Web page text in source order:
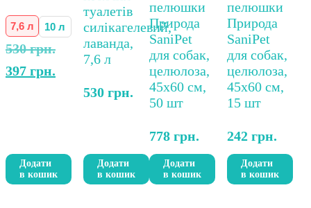
7,6 л 10 л
530грн.Оригінальна
530 грн..
397 грн. Поточна
ціна:
Додати
в кошик
530 грн.
Додати
в кошик
778 грн.
Додати
в кошик
242 грн.
Додати
в кошик